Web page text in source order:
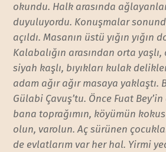
okundu. Halk arasında
duyuluyordu. Konuşmalar
açıldı. Masanın üstü yığın
Kalabalığın arasından orta
siyah kaşlı, bıyıkları kulak
adam ağır ağır masaya yaklaştı.
Gülabi Çavuş’tu. Önce Fuat
bana toprağımın, köyümün
olun, varolun. Aç sürünen
de evlatlarım var her hal. Yirmi